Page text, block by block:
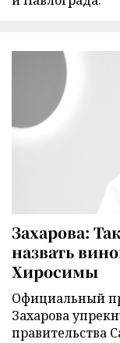
Захарова:
назвать
Хиросимы
Официальный
Захарова
правительства